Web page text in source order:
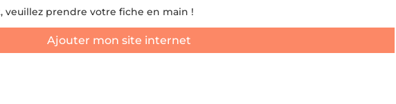
prendre votre fiche en main !
Ajouter mon site internet